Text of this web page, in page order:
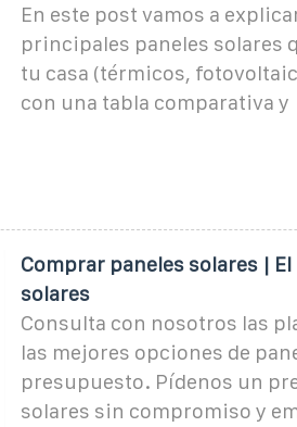
En este post vamos a
principales paneles solares
tu casa (térmicos,
con una tabla comparativa y
Comprar paneles solares |
solares
Consulta con nosotros las
las mejores opciones de
presupuesto. Pídenos un
solares sin compromiso y